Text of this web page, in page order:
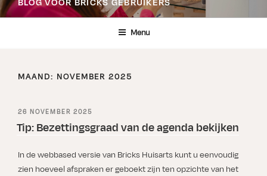
BLOG VOOR BRICKS GEBRUIKERS
Menu
MAAND: NOVEMBER 2025
GEPLAATST
OP
26 NOVEMBER 2025
Tip: Bezettingsgraad van de agenda bekijken
In de webbased versie van Bricks Huisarts kunt u eenvoudig
zien hoeveel afspraken er geboekt zijn ten opzichte van het